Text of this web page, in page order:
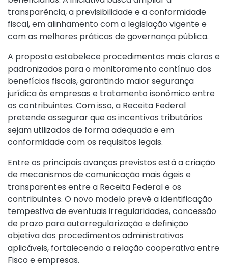
transparência, a previsibilidade e a conformidade
fiscal, em alinhamento com a legislação vigente e
com as melhores práticas de governança pública.
A proposta estabelece procedimentos mais claros e
padronizados para o monitoramento contínuo dos
benefícios fiscais, garantindo maior segurança
jurídica às empresas e tratamento isonômico entre
os contribuintes. Com isso, a Receita Federal
pretende assegurar que os incentivos tributários
sejam utilizados de forma adequada e em
conformidade com os requisitos legais.
Entre os principais avanços previstos está a criação
de mecanismos de comunicação mais ágeis e
transparentes entre a Receita Federal e os
contribuintes. O novo modelo prevê a identificação
tempestiva de eventuais irregularidades, concessão
de prazo para autorregularização e definição
objetiva dos procedimentos administrativos
aplicáveis, fortalecendo a relação cooperativa entre
Fisco e empresas.